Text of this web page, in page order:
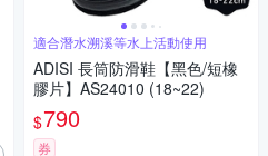
適合潛水溯溪等水上活動使用
ADISI 長筒防滑鞋【黑色/短橡
膠片】AS24010 (18~22)
$790
券